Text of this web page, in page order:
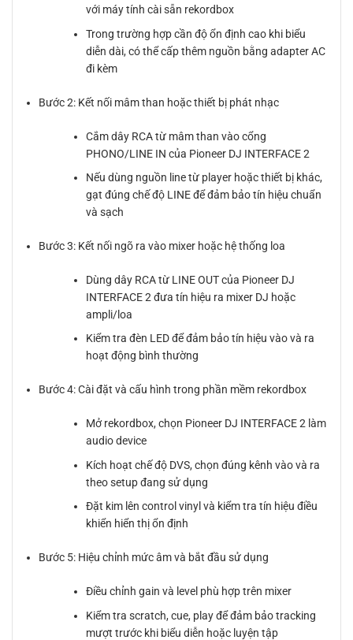
với máy tính cài sẵn rekordbox
Trong trường hợp cần độ ổn định cao khi biểu
diễn dài, có thể cấp thêm nguồn bằng adapter AC
đi kèm
Bước 2: Kết nối mâm than hoặc thiết bị phát nhạc
Cắm dây RCA từ mâm than vào cổng
PHONO/LINE IN của Pioneer DJ INTERFACE 2
Nếu dùng nguồn line từ player hoặc thiết bị khác,
gạt đúng chế độ LINE để đảm bảo tín hiệu chuẩn
và sạch
Bước 3: Kết nối ngõ ra vào mixer hoặc hệ thống loa
Dùng dây RCA từ LINE OUT của Pioneer DJ
INTERFACE 2 đưa tín hiệu ra mixer DJ hoặc
ampli/loa
Kiểm tra đèn LED để đảm bảo tín hiệu vào và ra
hoạt động bình thường
Bước 4: Cài đặt và cấu hình trong phần mềm rekordbox
Mở rekordbox, chọn Pioneer DJ INTERFACE 2 làm
audio device
Kích hoạt chế độ DVS, chọn đúng kênh vào và ra
theo setup đang sử dụng
Đặt kim lên control vinyl và kiểm tra tín hiệu điều
khiển hiển thị ổn định
Bước 5: Hiệu chỉnh mức âm và bắt đầu sử dụng
Điều chỉnh gain và level phù hợp trên mixer
Kiểm tra scratch, cue, play để đảm bảo tracking
mượt trước khi biểu diễn hoặc luyện tập